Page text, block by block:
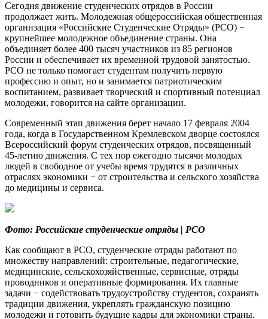
Сегодня движение студенческих отрядов в России
продолжает жить. Молодежная общероссийская общественная
организация «Российские Студенческие Отряды» (РСО) −
крупнейшее молодежное объединение страны. Она
объединяет более 400 тысяч участников из 85 регионов
России и обеспечивает их временной трудовой занятостью.
РСО не только помогает студентам получить первую
профессию и опыт, но и занимается патриотическим
воспитанием, развивает творческий и спортивный потенциал
молодежи, говорится на сайте организации.
Современный этап движения берет начало 17 февраля 2004
года, когда в Государственном Кремлевском дворце состоялся
Всероссийский форум студенческих отрядов, посвященный
45-летию движения. С тех пор ежегодно тысячи молодых
людей в свободное от учебы время трудятся в различных
отраслях экономики − от строительства и сельского хозяйства
до медицины и сервиса.
Фото: Российские студенческие отряды | РСО
Как сообщают в РСО, студенческие отряды работают по
множеству направлений: строительные, педагогические,
медицинские, сельскохозяйственные, сервисные, отряды
проводников и оперативные формирования. Их главные
задачи − содействовать трудоустройству студентов, сохранять
традиции движения, укреплять гражданскую позицию
молодежи и готовить будущие кадры для экономики страны.